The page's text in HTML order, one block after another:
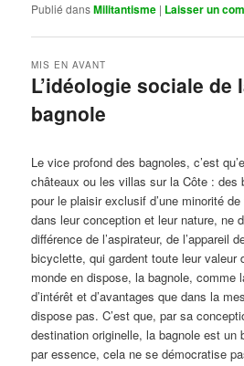
Publié dansMilitantisme | Laisser un
L’idéologie sociale de
bagnole
MIS EN AVANT
Le vice profond des bagnoles, c’est
châteaux ou les villas sur la Côte : des
pour le plaisir exclusif d’une minorité
dans leur conception et leur nature, ne
différence de l’aspirateur, de l’appareil
bicyclette, qui gardent toute leur valeur
monde en dispose, la bagnole, comme
d’intérêt et d’avantages que dans la
dispose pas. C’est que, par sa
destination originelle, la bagnole est un
par essence, cela ne se démocratise